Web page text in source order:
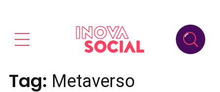
Tag: Metaverso